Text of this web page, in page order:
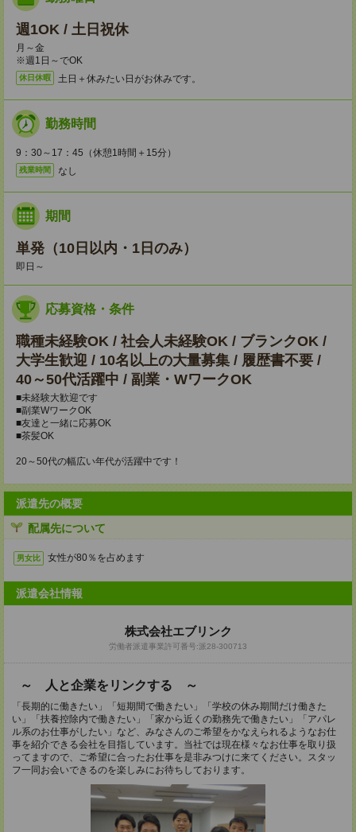
週1OK / 土日祝休
月～金
※週1日～でOK
休日休暇 土日＋休みたい日がお休みです。
勤務時間
9：30～17：45（休憩1時間＋15分）
残業時間 なし
期間
単発（10日以内・1日のみ）
即日～
応募資格・条件
職種未経験OK / 社会人未経験OK / ブランクOK /
大学生歓迎 / 10名以上の大量募集 / 履歴書不要 /
40～50代活躍中 / 副業・WワークOK
■未経験大歓迎です
■副業WワークOK
■友達と一緒に応募OK
■茶髪OK
20～50代の幅広い年代が活躍中です！
派遣先の概要
配属先について
男女比 女性が80％を占めます
派遣会社情報
株式会社エブリンク
労働者派遣事業許可番号:派28-300713
～ 人と企業をリンクする ～
「長期的に働きたい」「短期間で働きたい」「学校の休み期間だけ働きた
い」「扶養控除内で働きたい」「家から近くの勤務先で働きたい」「アパレ
ル系のお仕事がしたい」など、みなさんのご希望をかなえられるようなお仕
事を紹介できる会社を目指しています。当社では現在様々なお仕事を取り扱
ってますので、ご希望に合ったお仕事を是非みつけに来てください。スタッ
フ一同お会いできるのを楽しみにお待ちしております。